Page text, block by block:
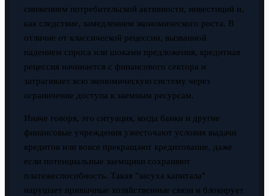
снижением потребительской активности, инвестиций и,
как следствие, замедлением экономического роста. В
отличие от классической рецессии, вызванной
падением спроса или шоками предложения, кредитная
рецессия начинается с финансового сектора и
затрагивает всю экономическую систему через
ограничение доступа к заемным ресурсам.
Иначе говоря, это ситуация, когда банки и другие
финансовые учреждения ужесточают условия выдачи
кредитов или вовсе прекращают кредитование, даже
если потенциальные заемщики сохраняют
платежеспособность. Такая "засуха капитала"
нарушает привычные хозяйственные связи и блокирует